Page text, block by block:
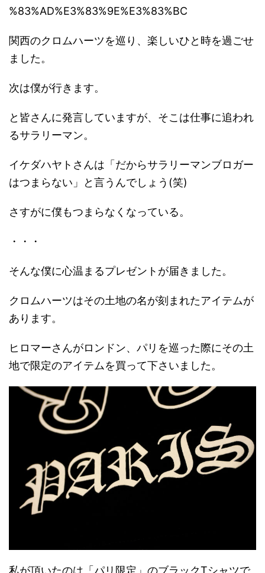
%83%AD%E3%83%9E%E3%83%BC
関西のクロムハーツを巡り、楽しいひと時を過ごせ
ました。
次は僕が行きます。
と皆さんに発言していますが、そこは仕事に追われ
るサラリーマン。
イケダハヤトさんは「だからサラリーマンブロガー
はつまらない」と言うんでしょう(笑)
さすがに僕もつまらなくなっている。
・・・
そんな僕に心温まるプレゼントが届きました。
クロムハーツはその土地の名が刻まれたアイテムが
あります。
ヒロマーさんがロンドン、パリを巡った際にその土
地で限定のアイテムを買って下さいました。
私が頂いたのは「パリ限定」のブラックTシャツで